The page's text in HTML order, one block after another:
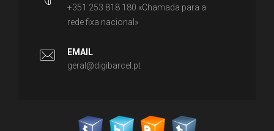
+351 253 818 180 «Chamada para a
rede fixa nacional»
EMAIL
geral@digibarcel.pt